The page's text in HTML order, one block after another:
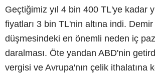
Geçtiğimiz yıl 4 bin 400 TL'ye kadar
fiyatları 3 bin TL'nin altına indi. Demir
düşmesindeki en önemli neden iç
daralması. Öte yandan ABD'nin
vergisi ve Avrupa'nın çelik ithalatına